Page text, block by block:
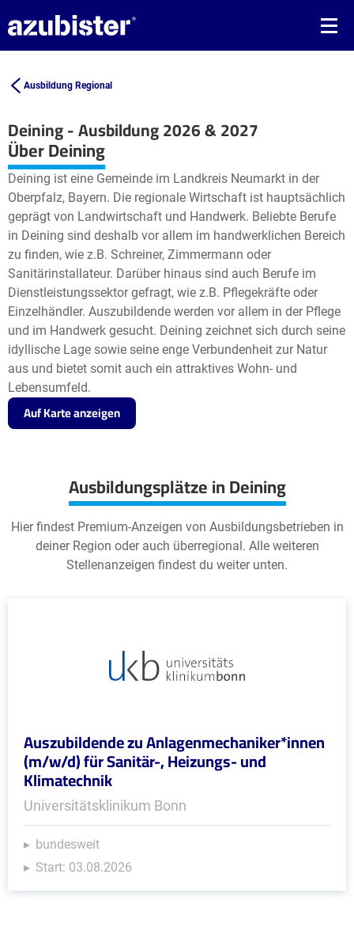
Ausbildung Regional
Deining - Ausbildung 2026 & 2027
+
−
Leaflet| ©OpenStreetMap2
Über Deining
Deining ist eine Gemeinde im Landkreis Neumarkt in der
Oberpfalz, Bayern. Die regionale Wirtschaft ist hauptsächlich
geprägt von Landwirtschaft und Handwerk. Beliebte Berufe
in Deining sind deshalb vor allem im handwerklichen Bereich
zu finden, wie z.B. Schreiner, Zimmermann oder
Sanitärinstallateur. Darüber hinaus sind auch Berufe im
Dienstleistungssektor gefragt, wie z.B. Pflegekräfte oder
Einzelhändler. Auszubildende werden vor allem in der Pflege
und im Handwerk gesucht. Deining zeichnet sich durch seine
idyllische Lage sowie seine enge Verbundenheit zur Natur
aus und bietet somit auch ein attraktives Wohn- und
Lebensumfeld.
Auf Karte anzeigen
Ausbildungsplätze in Deining
Hier findest Premium-Anzeigen von Ausbildungsbetrieben in
deiner Region oder auch überregional. Alle weiteren
Stellenanzeigen findest du weiter unten.
Auszubildende zu Anlagenmechaniker*innen
(m/w/d) für Sanitär-, Heizungs- und
Klimatechnik
Universitätsklinikum Bonn
bundesweit
Start: 03.08.2026